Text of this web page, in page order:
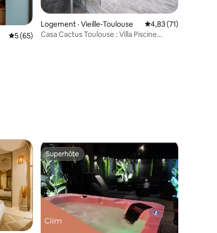
Note moyenne de 5 sur 5, 65 commentaires
5 (65)
Logement · Vieille-Toulouse Note moyenne de
4,83 (71)
Casa Cactus Toulouse : Villa Piscine
plus aimésSuperhôte
Superhôte